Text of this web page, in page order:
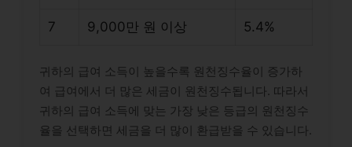
7 9,000만 원 이상 5.4%
귀하의 급여 소득이 높을수록 원천징수율이 증가하
여 급여에서 더 많은 세금이 원천징수됩니다. 따라서
귀하의 급여 소득에 맞는 가장 낮은 등급의 원천징수
율을 선택하면 세금을 더 많이 환급받을 수 있습니다.